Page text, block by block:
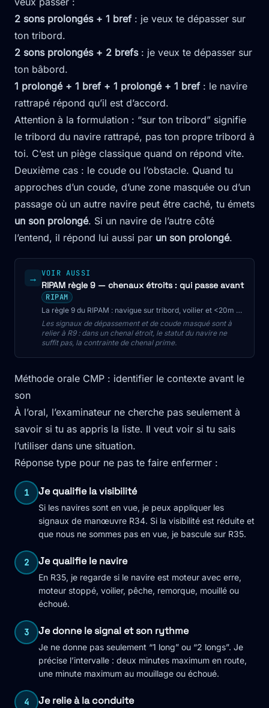
2 sons prolongés + 1 bref: je veux te dépasser sur
ton tribord.
2 sons prolongés + 2 brefs: je veux te dépasser sur
ton bâbord.
1 prolongé + 1 bref + 1 prolongé + 1 bref: le navire
rattrapé répond qu’il est d’accord.
Attention à la formulation : “sur ton tribord” signifie
le tribord du navire rattrapé, pas ton propre tribord à
toi. C’est un piège classique quand on répond vite.
Deuxième cas : le coude ou l’obstacle. Quand tu
approches d’un coude, d’une zone masquée ou d’un
passage où un autre navire peut être caché, tu émets
un son prolongé. Si un navire de l’autre côté
l’entend, il répond lui aussi par un son prolongé.
→ VOIR AUSSI
RIPAM règle 9 — chenaux étroits : qui passe avant
RIPAM
La règle 9 du RIPAM : navigue sur tribord, voilier et <20m ne
gênent pas, signaux sonores R34(d), R9 prime sur R18.
Niveau CMP et C200.
Les signaux de dépassement et de coude masqué sont à
relier à R9 : dans un chenal étroit, le statut du navire ne
suffit pas, la contrainte de chenal prime.
Méthode orale CMP : identifier le contexte avant le
son
À l’oral, l’examinateur ne cherche pas seulement à
savoir si tu as appris la liste. Il veut voir si tu sais
l’utiliser dans une situation.
Réponse type pour ne pas te faire enfermer :
1 Je qualifie la visibilité
Si les navires sont en vue, je peux appliquer les
signaux de manœuvre R34. Si la visibilité est réduite et
que nous ne sommes pas en vue, je bascule sur R35.
2 Je qualifie le navire
En R35, je regarde si le navire est moteur avec erre,
moteur stoppé, voilier, pêche, remorque, mouillé ou
échoué.
3 Je donne le signal et son rythme
Je ne donne pas seulement “1 long” ou “2 longs”. Je
précise l’intervalle : deux minutes maximum en route,
une minute maximum au mouillage ou échoué.
4 Je relie à la conduite